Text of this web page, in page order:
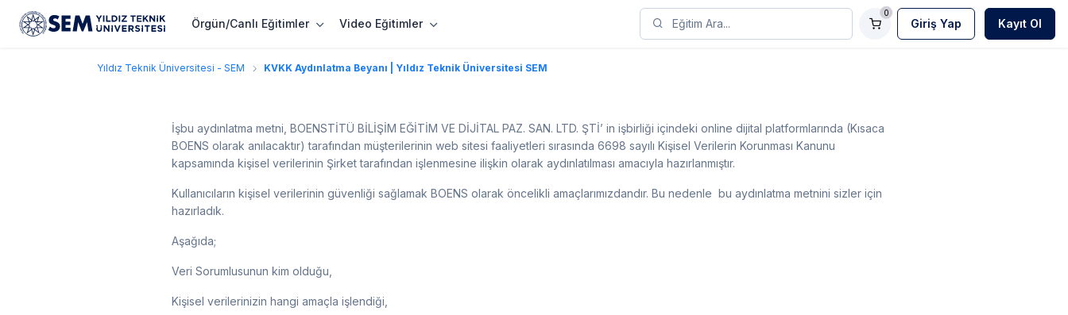
0
Giriş Yap Kayıt Ol
Örgün/Canlı Eğitimler Video Eğitimler
Yıldız Teknik Üniversitesi - SEM KVKK Aydınlatma Beyanı | Yıldız Teknik Üniversitesi SEM
İşbu aydınlatma metni, BOENSTİTÜ BİLİŞİM EĞİTİM VE DİJİTAL PAZ. SAN. LTD. ŞTİ’ in işbirliği içindeki online dijital platformlarında (Kısaca
BOENS olarak anılacaktır) tarafından müşterilerinin web sitesi faaliyetleri sırasında 6698 sayılı Kişisel Verilerin Korunması Kanunu
kapsamında kişisel verilerinin Şirket tarafından işlenmesine ilişkin olarak aydınlatılması amacıyla hazırlanmıştır.
Kullanıcıların kişisel verilerinin güvenliği sağlamak BOENS olarak öncelikli amaçlarımızdandır. Bu nedenle bu aydınlatma metnini sizler için
hazırladık.
Aşağıda;
Veri Sorumlusunun kim olduğu,
Kişisel verilerinizin hangi amaçla işlendiği,